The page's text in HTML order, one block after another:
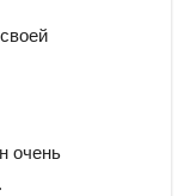
очень